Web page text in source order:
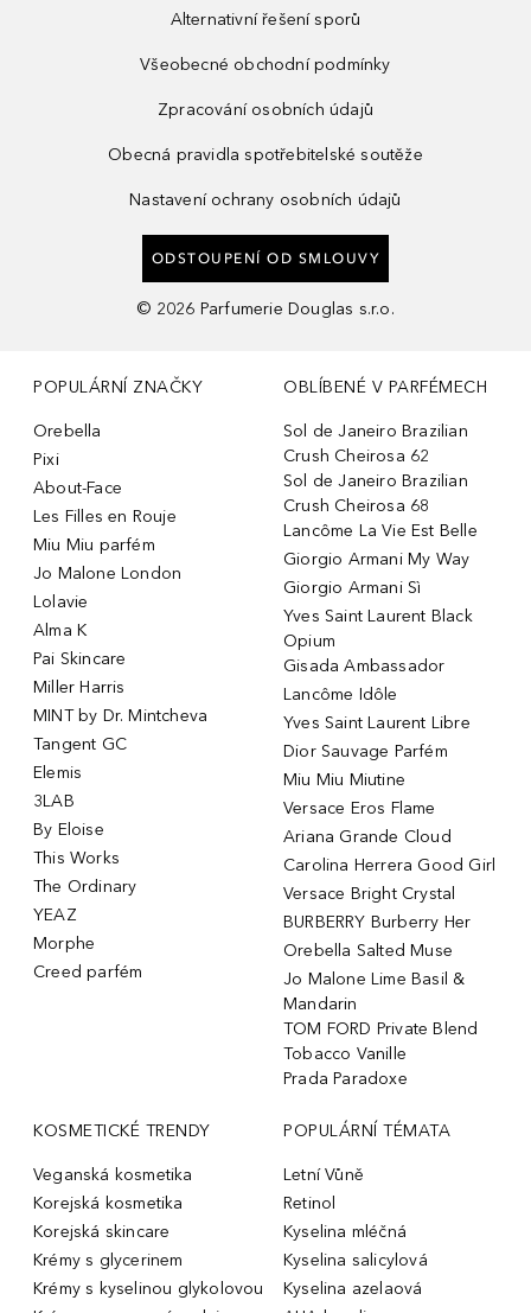
Alternativní řešení sporů
Všeobecné obchodní podmínky
Zpracování osobních údajů
Obecná pravidla spotřebitelské soutěže
Nastavení ochrany osobních údajů
ODSTOUPENÍ OD SMLOUVY
© 2026 Parfumerie Douglas s.r.o.
POPULÁRNÍ ZNAČKY
Orebella
Pixi
About-Face
Les Filles en Rouje
Miu Miu parfém
Jo Malone London
Lolavie
Alma K
Pai Skincare
Miller Harris
MINT by Dr. Mintcheva
Tangent GC
Elemis
3LAB
By Eloise
This Works
The Ordinary
YEAZ
Morphe
Creed parfém
OBLÍBENÉ V PARFÉMECH
Sol de Janeiro Brazilian
Crush Cheirosa 62
Sol de Janeiro Brazilian
Crush Cheirosa 68
Lancôme La Vie Est Belle
Giorgio Armani My Way
Giorgio Armani Sì
Yves Saint Laurent Black
Opium
Gisada Ambassador
Lancôme Idôle
Yves Saint Laurent Libre
Dior Sauvage Parfém
Miu Miu Miutine
Versace Eros Flame
Ariana Grande Cloud
Carolina Herrera Good Girl
Versace Bright Crystal
BURBERRY Burberry Her
Orebella Salted Muse
Jo Malone Lime Basil &
Mandarin
TOM FORD Private Blend
Tobacco Vanille
Prada Paradoxe
KOSMETICKÉ TRENDY
Veganská kosmetika
Korejská kosmetika
Korejská skincare
Krémy s glycerinem
Krémy s kyselinou glykolovou
POPULÁRNÍ TÉMATA
Letní Vůně
Retinol
Kyselina mléčná
Kyselina salicylová
Kyselina azelaová